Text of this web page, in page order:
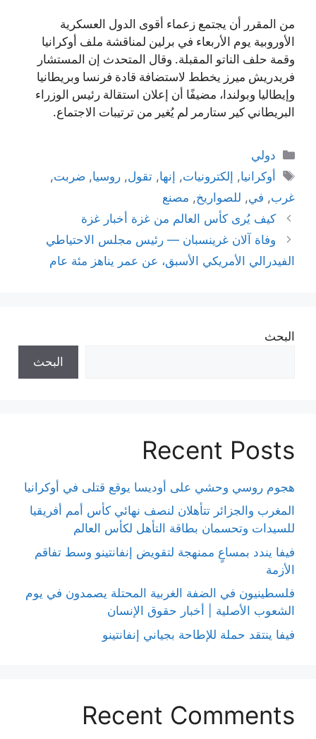
من المقرر أن يجتمع زعماء أقوى الدول العسكرية
الأوروبية يوم الأربعاء في برلين لمناقشة ملف أوكرانيا
وقمة حلف الناتو المقبلة. وقال المتحدث إن المستشار
فريدريش ميرز يخطط لاستضافة قادة فرنسا وبريطانيا
وإيطاليا وبولندا، مضيفًا أن إعلان استقالة رئيس الوزراء
البريطاني كير ستارمر لم يُغير من ترتيبات الاجتماع.
التصنيفات
دولي
الوسوم
أوكرانيا, إلكترونيات, إنها,تقول,روسيا,ضربت,
غرب, في, للصواريخ, مصنع
كيف يُرى كأس العالم من غزة أخبار غزة
وفاة آلان غرينسبان — رئيس مجلس الاحتياطي
الفيدرالي الأمريكي الأسبق، عن عمر يناهز مئة عام
البحث
البحث
Recent Posts
هجوم روسي وحشي على أوديسا يوقع قتلى في أوكرانيا
المغرب والجزائر تتأهلان لنصف نهائي كأس أمم أفريقيا
للسيدات وتحسمان بطاقة التأهل لكأس العالم
فيفا يندد بمساعٍ ممنهجة لتقويض إنفانتينو وسط تفاقم
الأزمة
فلسطينيون في الضفة الغربية المحتلة يصمدون في يوم
الشعوب الأصلية | أخبار حقوق الإنسان
فيفا ينتقد حملة للإطاحة بجياني إنفانتينو
Recent Comments